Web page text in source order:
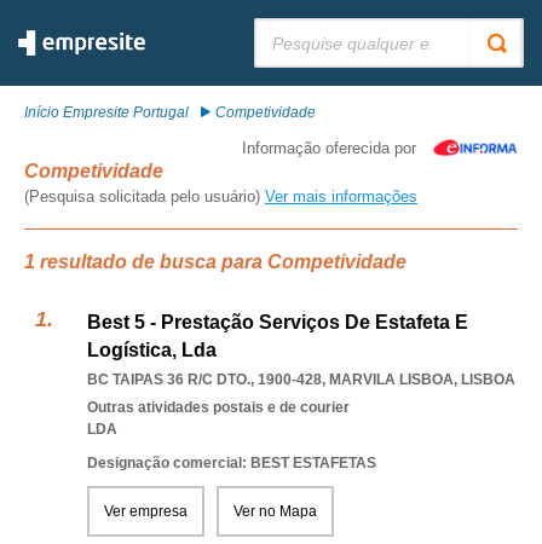
Início Empresite Portugal Competividade
Informação oferecida por
Competividade
(Pesquisa solicitada pelo usuário) Ver mais informações
1 resultado de busca para Competividade
Best 5 - Prestação Serviços De Estafeta E
Logística, Lda
BC TAIPAS 36 R/C DTO., 1900-428, MARVILA LISBOA, LISBOA
Outras atividades postais e de courier
LDA
Designação comercial: BEST ESTAFETAS
Ver empresa Ver no Mapa